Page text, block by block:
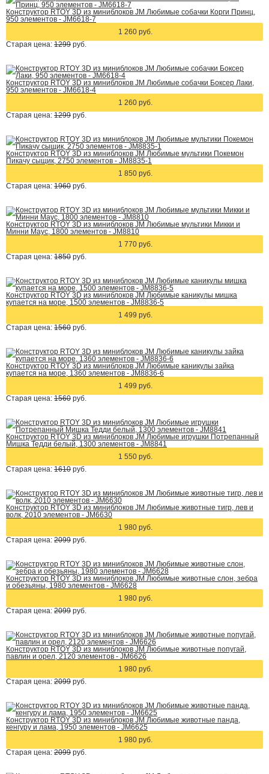
Конструктор RTOY 3D из миниблоков JM Любимые собачки Корги Принц,
950 элементов - JM6618-7
1 260 руб.
Старая цена: 1299 руб.
Конструктор RTOY 3D из миниблоков JM Любимые собачки Боксер Лаки,
950 элементов - JM6618-4
1 260 руб.
Старая цена: 1299 руб.
Конструктор RTOY 3D из миниблоков JM Любимые мультики Покемон
Пикачу сыщик, 2750 элементов - JM8835-1
1 850 руб.
Старая цена: 1960 руб.
Конструктор RTOY 3D из миниблоков JM Любимые мультики Микки и
Минни Маус, 1800 элементов - JM8810
1 770 руб.
Старая цена: 1850 руб.
Конструктор RTOY 3D из миниблоков JM Любимые каникулы мишка
купается на море, 1500 элементов - JM8836-5
1 499 руб.
Старая цена: 1560 руб.
Конструктор RTOY 3D из миниблоков JM Любимые каникулы зайка
купается на море, 1360 элементов - JM8836-6
1 499 руб.
Старая цена: 1560 руб.
Конструктор RTOY 3D из миниблоков JM Любимые игрушки Потрепанный
Мишка Тедди белый, 1300 элементов - JM8841
1 550 руб.
Старая цена: 1610 руб.
Конструктор RTOY 3D из миниблоков JM Любимые животные тигр, лев и
волк, 2010 элементов - JM6630
1 980 руб.
Старая цена: 2099 руб.
Конструктор RTOY 3D из миниблоков JM Любимые животные слон, зебра
и обезьяны, 1980 элементов - JM6628
1 980 руб.
Старая цена: 2099 руб.
Конструктор RTOY 3D из миниблоков JM Любимые животные попугай,
павлин и орел, 2120 элементов - JM6626
1 980 руб.
Старая цена: 2099 руб.
Конструктор RTOY 3D из миниблоков JM Любимые животные панда,
кенгуру и лама, 1950 элементов - JM6625
1 980 руб.
Старая цена: 2099 руб.